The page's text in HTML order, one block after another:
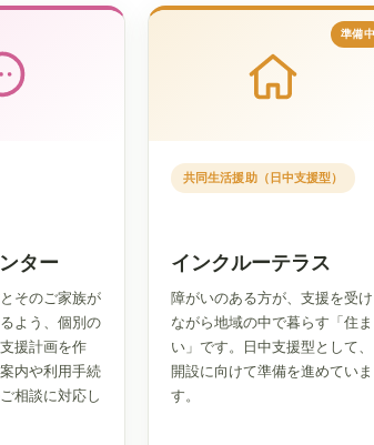
ター
そのご家族が
よう、個別の
援計画を作
内や利用手続
相談に対応し
準備中
共同生活援助（日中支援型）
インクルーテラス
障がいのある方が、支援を受け
ながら地域の中で暮らす「住ま
い」です。日中支援型として、
開設に向けて準備を進めていま
す。